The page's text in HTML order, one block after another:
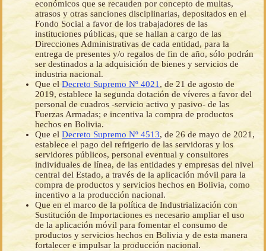
económicos que se recauden por concepto de multas,
atrasos y otras sanciones disciplinarias, depositados en el
Fondo Social a favor de los trabajadores de las
instituciones públicas, que se hallan a cargo de las
Direcciones Administrativas de cada entidad, para la
entrega de presentes y/o regalos de fin de año, sólo podrán
ser destinados a la adquisición de bienes y servicios de
industria nacional.
Que el Decreto Supremo Nº 4021 , de 21 de agosto de
2019, establece la segunda dotación de víveres a favor del
personal de cuadros -servicio activo y pasivo- de las
Fuerzas Armadas; e incentiva la compra de productos
hechos en Bolivia.
Que el Decreto Supremo Nº 4513, de 26 de mayo de 2021,
establece el pago del refrigerio de las servidoras y los
servidores públicos, personal eventual y consultores
individuales de línea, de las entidades y empresas del nivel
central del Estado, a través de la aplicación móvil para la
compra de productos y servicios hechos en Bolivia, como
incentivo a la producción nacional.
Que en el marco de la política de Industrialización con
Sustitución de Importaciones es necesario ampliar el uso
de la aplicación móvil para fomentar el consumo de
productos y servicios hechos en Bolivia y de esta manera
fortalecer e impulsar la producción nacional.